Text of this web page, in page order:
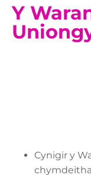
Y
Cynigir y